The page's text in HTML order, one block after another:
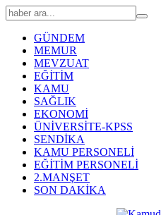
GÜNDEM
MEMUR
MEVZUAT
EĞİTİM
KAMU
SAĞLIK
EKONOMİ
ÜNİVERSİTE-KPSS
SENDİKA
KAMU PERSONELİ
EĞİTİM PERSONELİ
2.MANŞET
SON DAKİKA